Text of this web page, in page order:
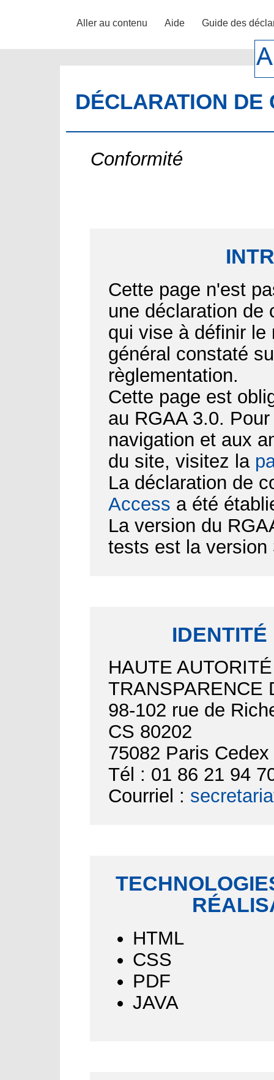
Aller au contenu Aide Guide des
DÉCLARATION DE
Conformité
Cette page n'est
une déclaration de
qui vise à définir
général constaté
règlementation.
Cette page est
au RGAA 3.0.
navigation et aux
du site, visitez la
La déclaration de
Access a été
La version du
tests est la version
HAUTE
TRANSPARENCE
98-102 rue de
CS 80202
75082 Paris Cedex
Tél : 01 86 21 94
Courriel :
HTML
CSS
PDF
JAVA